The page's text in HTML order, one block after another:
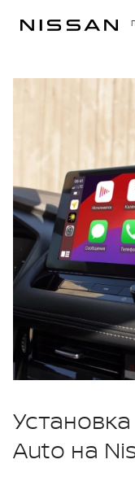
Auto на